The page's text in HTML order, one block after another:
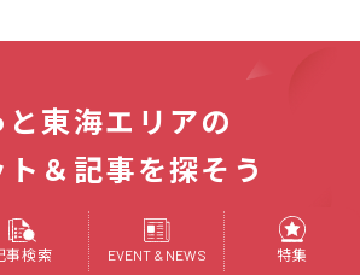
と東海エリアの
＆記事を探そう
スポットを探す
事検索 EVENT & NEWS 特集